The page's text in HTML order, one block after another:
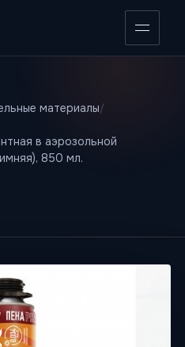
материалы
в аэрозольной
850 мл.